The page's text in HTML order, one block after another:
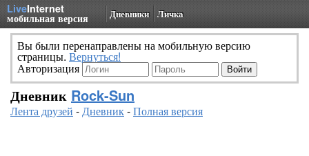
LiveInternet
мобильная версия Дневники Личка
Вы были перенаправлены на мобильную версию
страницы. Вернуться!
Авторизация
Дневник Rock-Sun
Лента друзей -Дневник-Полная версия